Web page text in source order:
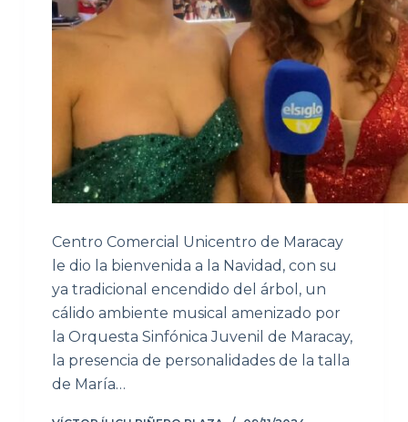
Centro Comercial Unicentro de Maracay
le dio la bienvenida a la Navidad, con su
ya tradicional encendido del árbol, un
cálido ambiente musical amenizado por
la Orquesta Sinfónica Juvenil de Maracay,
la presencia de personalidades de la talla
de María…